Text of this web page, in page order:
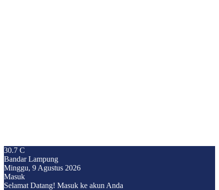
30.7 C
Bandar Lampung
Minggu, 9 Agustus 2026
Masuk
Selamat Datang! Masuk ke akun Anda